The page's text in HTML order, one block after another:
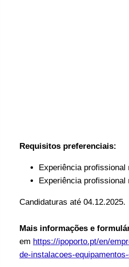
Requisitos preferenciais:
Experiência
Experiência profissional
Candidaturas até 04.12.2025.
Mais informações e
em https://ipoporto.pt/en/
de-instalacoes-